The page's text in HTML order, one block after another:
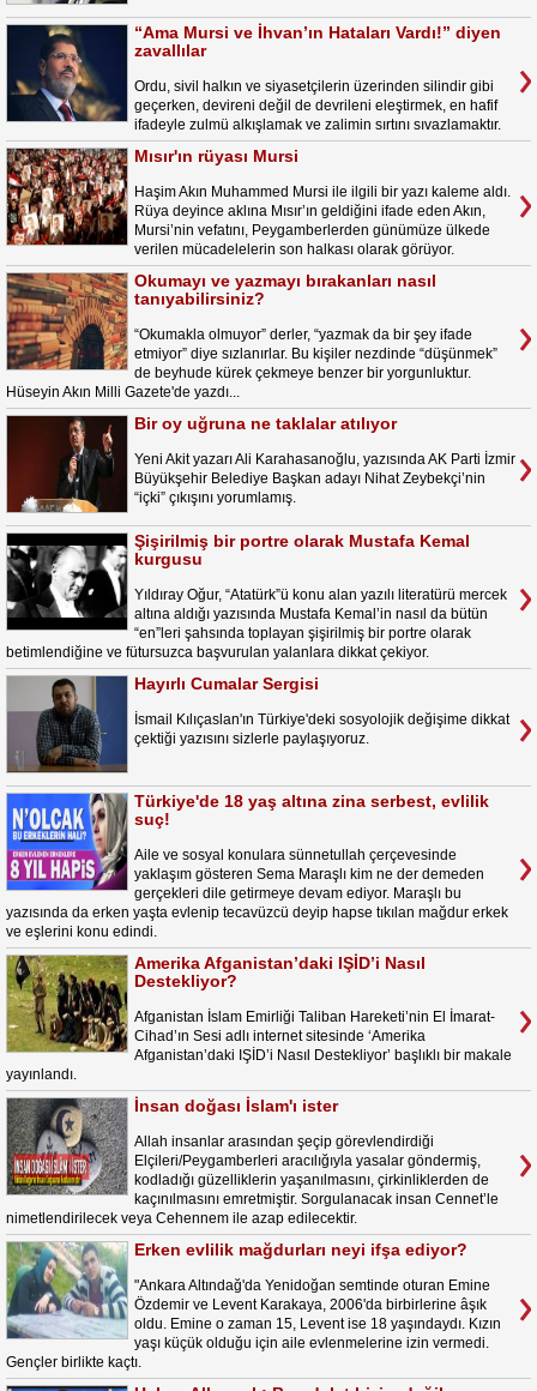
“Ama Mursi ve İhvan’ın Hataları Vardı!” diyen
zavallılar
Ordu, sivil halkın ve siyasetçilerin üzerinden silindir gibi
geçerken, devireni değil de devrileni eleştirmek, en hafif
ifadeyle zulmü alkışlamak ve zalimin sırtını sıvazlamaktır.
Mısır'ın rüyası Mursi
Haşim Akın Muhammed Mursi ile ilgili bir yazı kaleme aldı.
Rüya deyince aklına Mısır’ın geldiğini ifade eden Akın,
Mursi’nin vefatını, Peygamberlerden günümüze ülkede
verilen mücadelelerin son halkası olarak görüyor.
Okumayı ve yazmayı bırakanları nasıl
tanıyabilirsiniz?
“Okumakla olmuyor” derler, “yazmak da bir şey ifade
etmiyor” diye sızlanırlar. Bu kişiler nezdinde “düşünmek”
de beyhude kürek çekmeye benzer bir yorgunluktur.
Hüseyin Akın Milli Gazete'de yazdı...
Bir oy uğruna ne taklalar atılıyor
Yeni Akit yazarı Ali Karahasanoğlu, yazısında AK Parti İzmir
Büyükşehir Belediye Başkan adayı Nihat Zeybekçi’nin
“içki” çıkışını yorumlamış.
Şişirilmiş bir portre olarak Mustafa Kemal
kurgusu
Yıldıray Oğur, “Atatürk”ü konu alan yazılı literatürü mercek
altına aldığı yazısında Mustafa Kemal’in nasıl da bütün
“en”leri şahsında toplayan şişirilmiş bir portre olarak
betimlendiğine ve fütursuzca başvurulan yalanlara dikkat çekiyor.
Hayırlı Cumalar Sergisi
İsmail Kılıçaslan'ın Türkiye'deki sosyolojik değişime dikkat
çektiği yazısını sizlerle paylaşıyoruz.
Türkiye'de 18 yaş altına zina serbest, evlilik
suç!
Aile ve sosyal konulara sünnetullah çerçevesinde
yaklaşım gösteren Sema Maraşlı kim ne der demeden
gerçekleri dile getirmeye devam ediyor. Maraşlı bu
yazısında da erken yaşta evlenip tecavüzcü deyip hapse tıkılan mağdur erkek
ve eşlerini konu edindi.
Amerika Afganistan’daki IŞİD’i Nasıl
Destekliyor?
Afganistan İslam Emirliği Taliban Hareketi’nin El İmarat-
Cihad’ın Sesi adlı internet sitesinde ‘Amerika
Afganistan’daki IŞİD’i Nasıl Destekliyor’ başlıklı bir makale
yayınlandı.
İnsan doğası İslam'ı ister
Allah insanlar arasından şeçip görevlendirdiği
Elçileri/Peygamberleri aracılığıyla yasalar göndermiş,
kodladığı güzelliklerin yaşanılmasını, çirkinliklerden de
kaçınılmasını emretmiştir. Sorgulanacak insan Cennet’le
nimetlendirilecek veya Cehennem ile azap edilecektir.
Erken evlilik mağdurları neyi ifşa ediyor?
"Ankara Altındağ'da Yenidoğan semtinde oturan Emine
Özdemir ve Levent Karakaya, 2006'da birbirlerine âşık
oldu. Emine o zaman 15, Levent ise 18 yaşındaydı. Kızın
yaşı küçük olduğu için aile evlenmelerine izin vermedi.
Gençler birlikte kaçtı.